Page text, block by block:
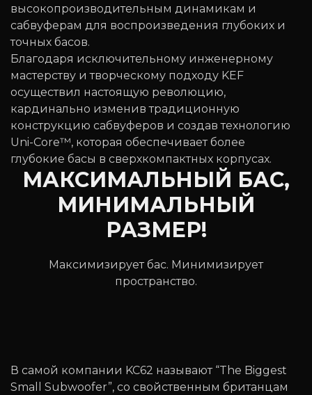
высокопроизводительным динамикам и
сабвуферам для воспроизведения глубоких и
точных басов.
Благодаря исключительному инженерному
мастерству и творческому подходу KEF
осуществил настоящую революцию,
кардинально изменив традиционную
конструкцию сабвуферов и создав технологию
Uni-Core™, которая обеспечивает более
глубокие басы в сверхкомпактных корпусах.
МАКСИМАЛЬНЫЙ БАС,
МИНИМАЛЬНЫЙ
РАЗМЕР!
Максимизирует бас. Минимизирует
пространство.
В самой компании KC62 называют “The Biggest
Small Subwoofer”, со свойственным британцам